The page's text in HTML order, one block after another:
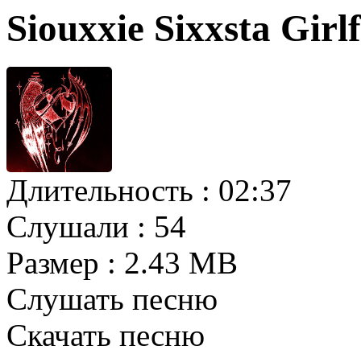
Siouxxie Sixxsta
Длительность : 02:37
Слушали : 54
Размер : 2.43 MB
Слушать песню
Скачать песню